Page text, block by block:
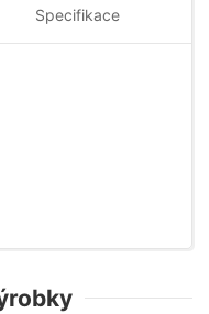
Specifikace